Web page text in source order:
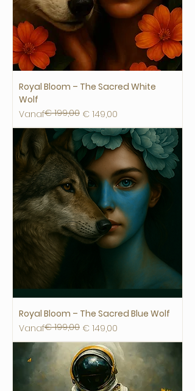
Royal Bloom – The Sacred White
Wolf
Vanaf
Normale prijs
€ 199,00 € 149,00
Verkoopprijs
Royal Bloom – The Sacred Blue Wolf
Vanaf
Normale prijs
€ 199,00 € 149,00
Verkoopprijs